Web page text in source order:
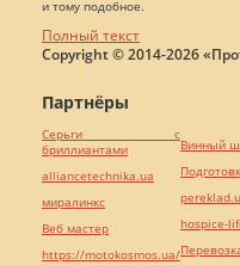
и тому подобное.
Полный текст
Copyright © 2014-2026
Партнёры
Серьги с
бриллиантами
alliancetechnika.ua
миралинкс
Веб мастер
https://motokosmos.ua/
Винный
hospice-